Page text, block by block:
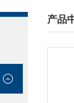
产品
/